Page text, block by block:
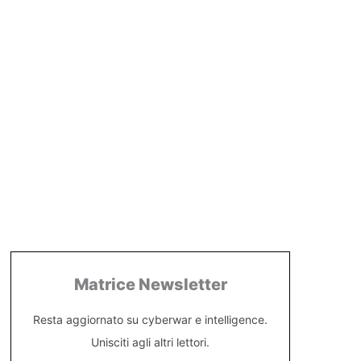
Matrice Newsletter
Resta aggiornato su cyberwar e intelligence.
Unisciti agli altri lettori.